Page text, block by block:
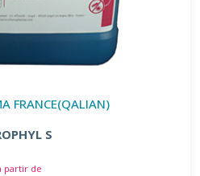
FRANCE(QALIAN)
S
partir de